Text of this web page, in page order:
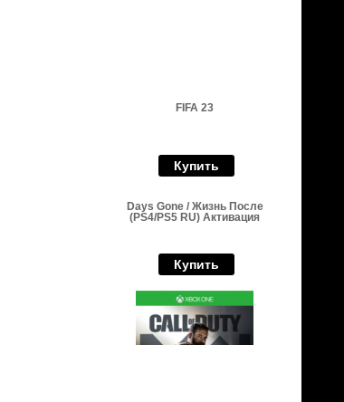
FIFA 23
Купить
Days Gone / Жизнь После
(PS4/PS5 RU) Активация
Купить